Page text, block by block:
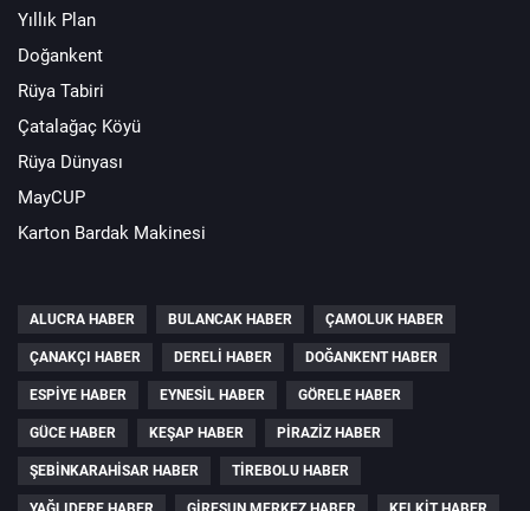
Yıllık Plan
Doğankent
Rüya Tabiri
Çatalağaç Köyü
Rüya Dünyası
MayCUP
Karton Bardak Makinesi
ALUCRA HABER BULANCAK HABER ÇAMOLUK HABER
ÇANAKÇI HABER DERELI HABER DOĞANKENT HABER
ESPIYE HABER EYNESIL HABER GÖRELE HABER
GÜCE HABER KEŞAP HABER PIRAZIZ HABER
ŞEBINKARAHISAR HABER TIREBOLU HABER